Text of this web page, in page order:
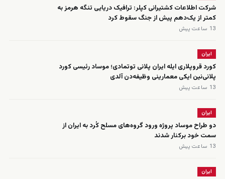
شرکت اطلاعات کشتیرانی کپلر: ترافیک دریایی تنگه هرمز به
کمتر از یک‌دهم پیش از جنگ سقوط کرد
13 ساعت پیش
ایران
کورد قروپلاری ایله ایران پلانی توتمادی؛ موساد رئیسی کورد
پلانی‌نین ایکی معمارینی وظیفه‌دن آلدی
13 ساعت پیش
ایران
دو طراح موساد پروژه ورود گروه‌های مسلح کُرد به ایران از
سمت خود برکنار شدند
13 ساعت پیش
ایران